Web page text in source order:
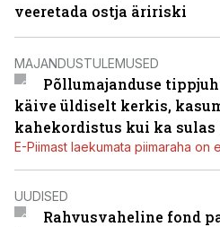
veeretada ostja äririski
MAJANDUSTULEMUSED
Põllumajanduse
käive üldiselt kerkis,
kahekordistus kui ka sulas
E-Piimast laekumata piimaraha on
UUDISED
Rahvusvaheline fond